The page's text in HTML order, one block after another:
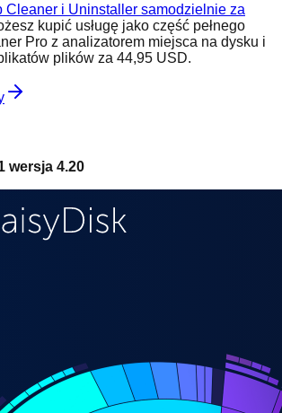
Cleaner i Uninstaller samodzielnie za
kupić usługę jako część pełnego
Pro z analizatorem miejsca na dysku i
plików za 44,95 USD.
wersja 4.20